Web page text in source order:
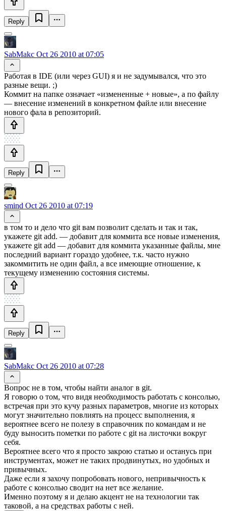
Reply
SabMakc Oct 26 2010 at 07:05
Работая в IDE (или через GUI) я и не задумывался, что это
разные вещи. ;)
Коммит на папке означает «измененные + новые», а по файлу
— внесение изменений в конкретном файле или внесение
нового фала в репозиторий.
Reply
smind Oct 26 2010 at 07:19
в том то и дело что git вам позволит сделать и так и так,
укажете git add. — добавит для коммита все новые изменения,
укажете git add — добавит для коммита указанные файлы, мне
последний вариант гораздо удобнее, т.к. часто нужно
закоммитить не один файл, а все имеющие отношение, к
текущему изменению состояния системы.
Reply
SabMakc Oct 26 2010 at 07:28
Вопрос не в том, чтобы найти аналог в git.
Я говорю о том, что видя необходимость работать с консолью,
встречая при это кучу разных параметров, многие из которых
могут значительно повлиять на процесс выполнения, я
вероятнее всего не полезу в справочник по командам и не
буду выносить пометки по работе с git на листочки вокруг
себя.
Вероятнее всего что я просто закрою статью и останусь при
инструментах, может не таких продвинутых, но удобных и
привычных.
Даже если я захочу попробовать нового, непривычность к
работе с консолью сводит на нет все желание.
Именно поэтому я и делаю акцент не на технологии так
таковой, а на средствах работы с ней.